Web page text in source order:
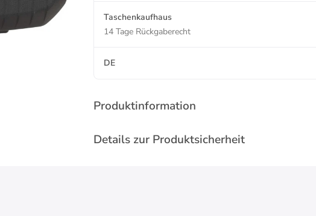
Taschenkaufhaus
14 Tage Rückgaberecht
DE
Produktinformation
Details zur Produktsicherheit